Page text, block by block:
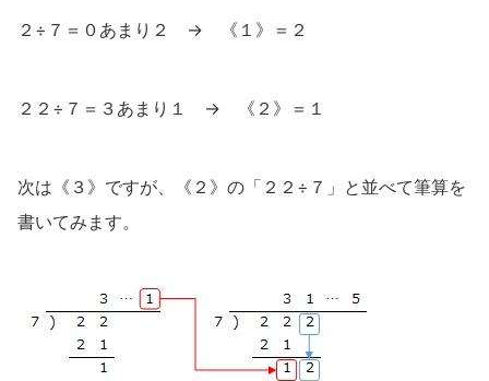
２÷７＝０あまり２ → 《１》＝２
２２÷７＝３あまり１ → 《２》＝１
次は《３》ですが、《２》の「２２÷７」と並べて筆算を
書いてみます。